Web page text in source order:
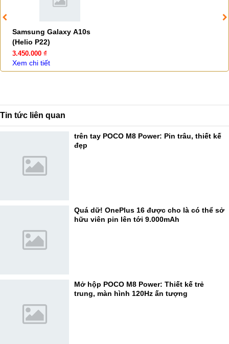
Samsung Galaxy A10s
(Helio P22)
3.450.000 ₫
Xem chi tiết
Tin tức liên quan
trên tay POCO M8 Power: Pin trâu, thiết kế
đẹp
Quá dữ! OnePlus 16 được cho là có thể sở
hữu viên pin lên tới 9.000mAh
Mở hộp POCO M8 Power: Thiết kế trẻ
trung, màn hình 120Hz ấn tượng